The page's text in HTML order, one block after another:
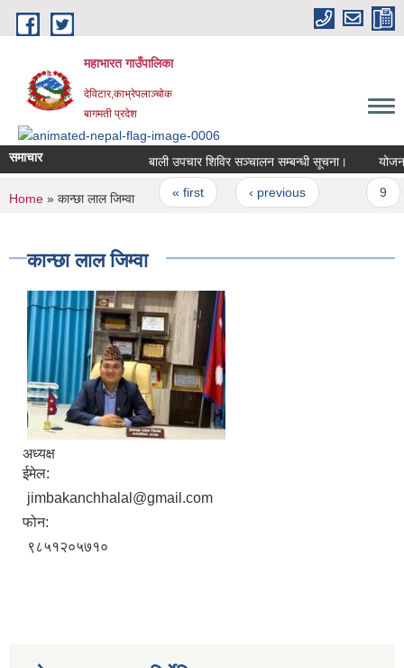
Skip to main content
महाभारत गाउँपालिका
देविटार,काभ्रेपलाञ्चोक
बागमती प्रदेश
समाचार बाली उपचार शिविर सञ्चालन सम्बन्धी सूचना।
Pages
« first ‹ previous
You are here
Home » कान्छा लाल जिम्वा
कान्छा लाल जिम्वा
अध्यक्ष
ईमेल:
jimbakanchhalal@gmail.com
फोन:
९८५१२०५७१०